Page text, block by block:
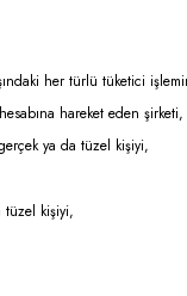
her türlü tüketici
hareket eden şirketi,
ya da tüzel kişiyi,
tüzel kişiyi,